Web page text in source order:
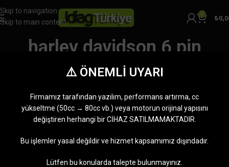
Skip to navigation
Skip to main content
0
₺
harley davidson 6 pin
bağlantı kablosu
Ana Sayfa
Ürünler “harley davidson 6 pin bağlantı kablosu” olarak etiketlendi
Tek bir sonuç gösteriliyor
Kenar çubuğunu göster
⚠️ ÖNEMLİ UYARI
Firmamız tarafından yazılım, performans artırma, cc
yükseltme (50cc → 80cc vb.) veya motorun orijinal yapısını
değiştiren herhangi bir CİHAZ SATILMAMAKTADIR.
Bu işlemler yasal değildir ve hizmet kapsamımız dışındadır.
Lütfen bu konularda talepte bulunmayınız.